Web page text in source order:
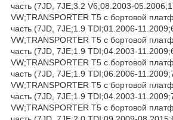
часть (7JD, 7JE;3.2 V6;08.2003-
VW;TRANSPORTER T5 c бортовой
часть (7JD, 7JE;1.9 TDI;01.2006-
VW;TRANSPORTER T5 c бортовой
часть (7JD, 7JE;1.9 TDI;04.2003-
VW;TRANSPORTER T5 c бортовой
часть (7JD, 7JE;1.9 TDI;06.2006-
VW;TRANSPORTER T5 c бортовой
часть (7JD, 7JE;1.9 TDI;04.2003-
VW;TRANSPORTER T5 c бортовой